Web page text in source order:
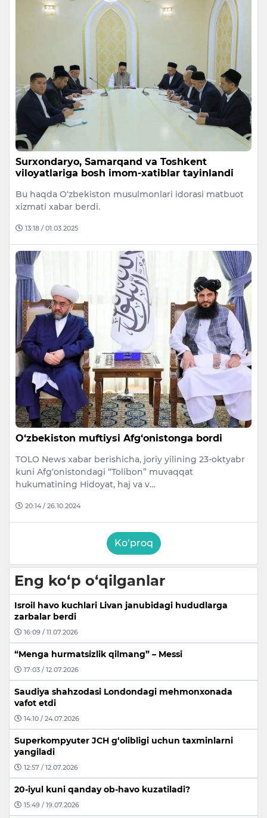
Surxondaryo, Samarqand va Toshkent
viloyatlariga bosh imom-xatiblar tayinlandi
Bu haqda O‘zbekiston musulmonlari idorasi matbuot
xizmati xabar berdi.
13:18 / 01.03.2025
O‘zbekiston muftiysi Afg‘onistonga bordi
TOLO News xabar berishicha, joriy yilining 23-oktyabr
kuni Afg‘onistondagi “Tolibon” muvaqqat
hukumatining Hidoyat, haj va v…
20:14 / 26.10.2024
Ko‘proq
Eng ko‘p o‘qilganlar
Isroil havo kuchlari Livan janubidagi hududlarga
zarbalar berdi
16:09 / 11.07.2026
“Menga hurmatsizlik qilmang” – Messi
17:03 / 12.07.2026
Saudiya shahzodasi Londondagi mehmonxonada
vafot etdi
14:10 / 24.07.2026
Superkompyuter JCH g‘olibligi uchun taxminlarni
yangiladi
12:57 / 12.07.2026
20-iyul kuni qanday ob-havo kuzatiladi?
15:49 / 19.07.2026